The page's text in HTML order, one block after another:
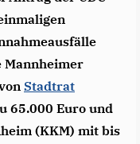
Mannheimer
Stadtrat
65.000 Euro und
(KKM) mit bis